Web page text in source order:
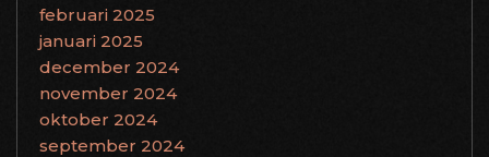
februari 2025
januari 2025
december 2024
november 2024
oktober 2024
september 2024